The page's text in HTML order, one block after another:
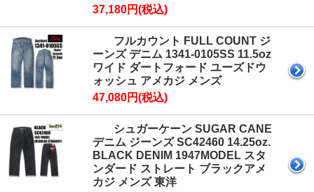
37,180円(税込)
フルカウント FULL COUNT ジ
ーンズ デニム 1341-0105SS 11.5oz
ワイド ダートフォード ユーズドウ
ォッシュ アメカジ メンズ
47,080円(税込)
シュガーケーン SUGAR CANE
デニム ジーンズ SC42460 14.25oz.
BLACK DENIM 1947MODEL スタ
ンダード ストレート ブラックアメ
カジ メンズ 東洋